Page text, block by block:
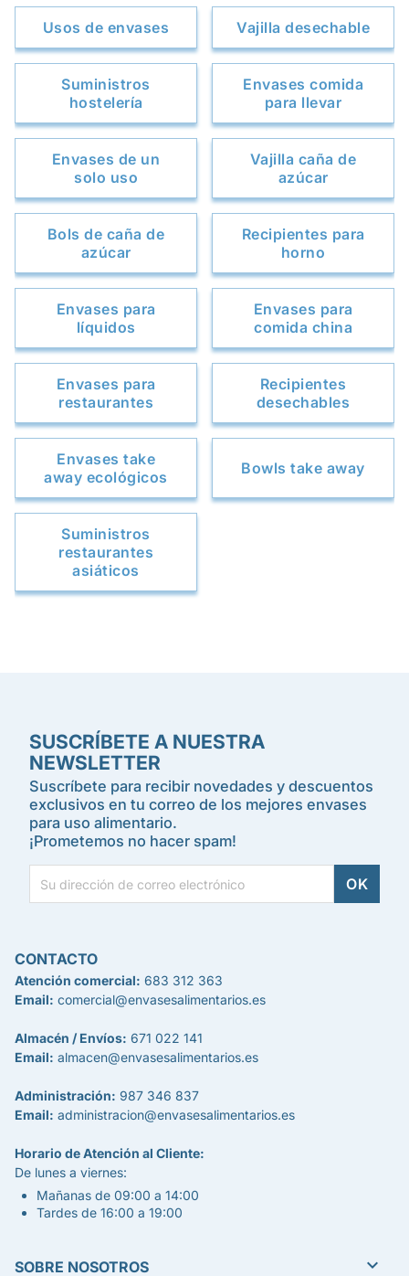
Usos de envases Vajilla desechable
Suministros
hostelería
Envases comida
para llevar
Envases de un
solo uso
Vajilla caña de
azúcar
Bols de caña de
azúcar
Recipientes para
horno
Envases para
líquidos
Envases para
comida china
Envases para
restaurantes
Recipientes
desechables
Envases take
away ecológicos
Bowls take away
Suministros
restaurantes
asiáticos
SUSCRÍBETE A NUESTRA
NEWSLETTER
Suscríbete para recibir novedades y descuentos
exclusivos en tu correo de los mejores envases
para uso alimentario.
¡Prometemos no hacer spam!
CONTACTO
Atención comercial: 683 312 363
Email: comercial@envasesalimentarios.es
Almacén / Envíos: 671 022 141
Email: almacen@envasesalimentarios.es
Administración: 987 346 837
Email: administracion@envasesalimentarios.es
Horario de Atención al Cliente:
De lunes a viernes:
Mañanas de 09:00 a 14:00
Tardes de 16:00 a 19:00
SOBRE NOSOTROS 